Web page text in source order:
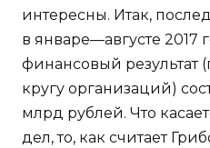
интересны. Итак,
в январе—августе 2017
финансовый результат
кругу организаций)
млрд рублей. Что
дел, то, как считает